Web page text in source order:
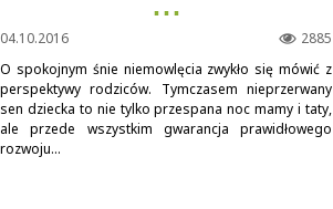
▪ ▪ ▪
2885
04.10.2016
O spokojnym śnie niemowlęcia zwykło się mówić z
perspektywy rodziców. Tymczasem nieprzerwany
sen dziecka to nie tylko przespana noc mamy i taty,
ale przede wszystkim gwarancja prawidłowego
rozwoju...